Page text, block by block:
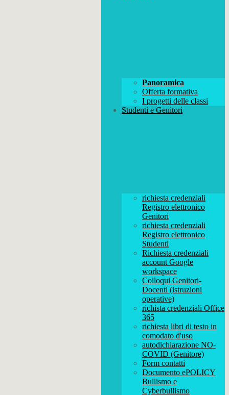
Panoramica
Offerta formativa
I progetti delle classi
Studenti e Genitori
richiesta credenziali
Registro elettronico
Genitori
richiesta credenziali
Registro elettronico
Studenti
Richiesta credenziali
account Google
workspace
Colloqui Genitori-
Docenti (istruzioni
operative)
richista credenziali Office
365
richiesta libri di testo in
comodato d'uso
autodichiarazione NO-
COVID (Genitore)
Form contatti
Documento ePOLICY
Bullismo e
Cyberbullismo